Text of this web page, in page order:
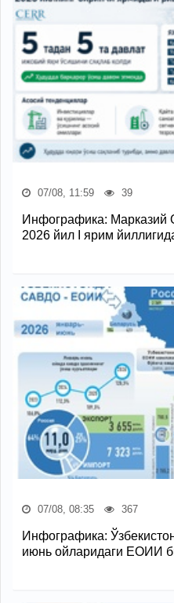
07/08, 11:59 39
Инфографика: Марказий
2026 йил I ярим
07/08, 08:35 367
Инфографика:
июнь ойларидаги ЕОИИ